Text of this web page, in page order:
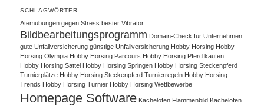
SCHLAGWÖRTER
Atemübungen gegen Stress bester Vibrator
Bildbearbeitungsprogramm Domain-Check für Unternehmen
gute Unfallversicherung günstige Unfallversicherung Hobby Horsing Hobby
Horsing Olympia Hobby Horsing Parcours Hobby Horsing Pferd kaufen
Hobby Horsing Sattel Hobby Horsing Springen Hobby Horsing Steckenpferd
Turnierplätze Hobby Horsing Steckenpferd Turnierregeln Hobby Horsing
Trends Hobby Horsing Turnier Hobby Horsing Wettbewerbe
Homepage Software Kachelofen Flammenbild Kachelofen